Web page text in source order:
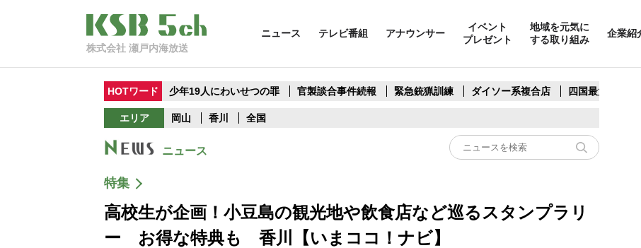
株式会社 瀬戸内海放送
ニュース テレビ番組 アナウンサー
イベント
プレゼント
地域を元気に
する取り組み
企業紹
HOTワード 少年19人にわいせつの罪 官製談合事件続報 緊急銃猟訓練 ダイソー系複合店 四国最大スリコ
エリア 岡山 香川 全国
ニュース
特集
高校生が企画！小豆島の観光地や飲食店など巡るスタンプラリ
ー お得な特典も 香川【いまココ！ナビ】